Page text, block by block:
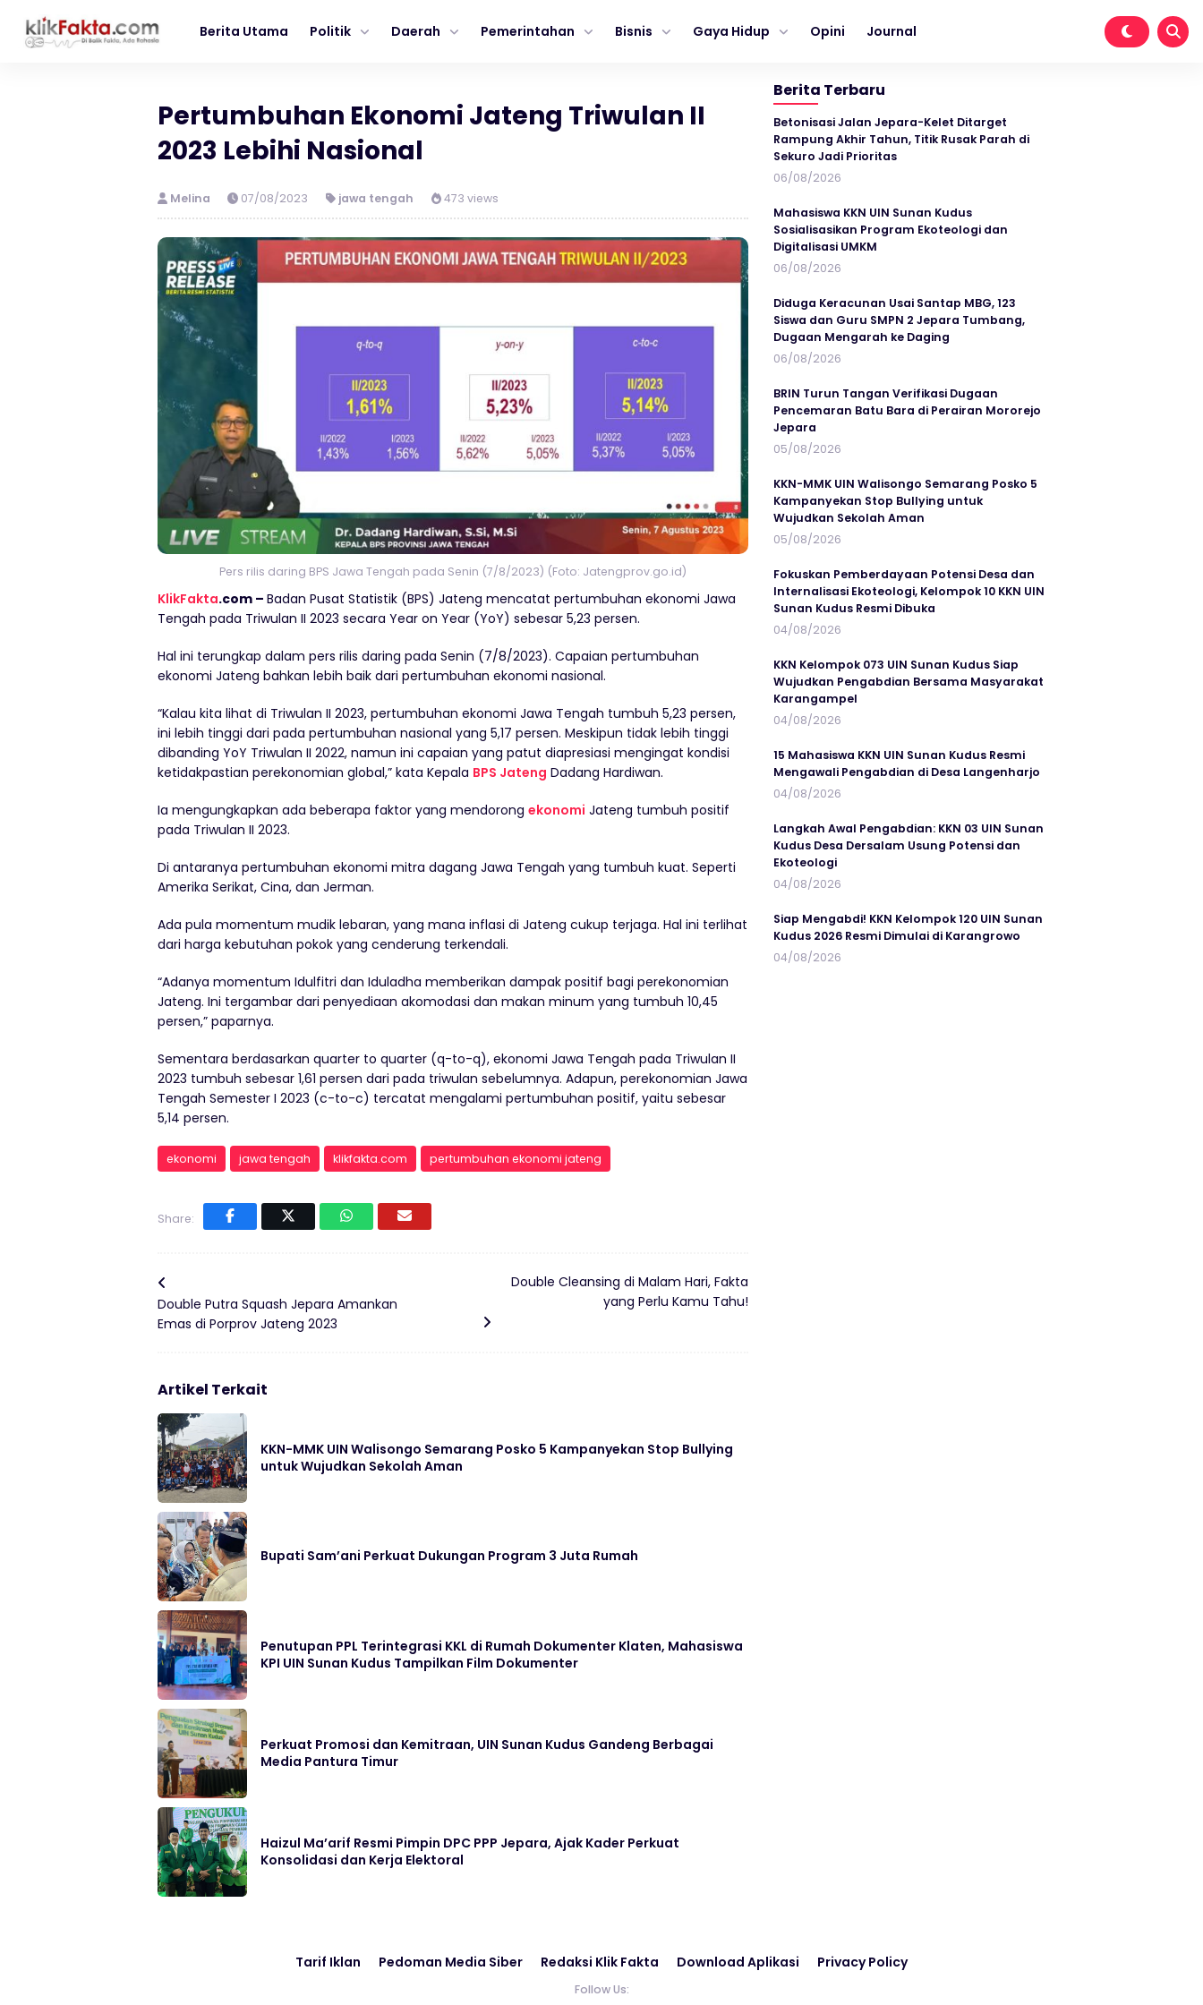
Berita Utama Politik Daerah Pemerintahan Bisnis Gaya Hidup Opini Journal
Pertumbuhan Ekonomi Jateng Triwulan II
2023 Lebihi Nasional
Melina 07/08/2023 jawa tengah 473 views
Pers rilis daring BPS Jawa Tengah pada Senin (7/8/2023) (Foto: Jatengprov.go.id)
KlikFakta.com – Badan Pusat Statistik (BPS) Jateng mencatat pertumbuhan ekonomi Jawa
Tengah pada Triwulan II 2023 secara Year on Year (YoY) sebesar 5,23 persen.
Hal ini terungkap dalam pers rilis daring pada Senin (7/8/2023). Capaian pertumbuhan
ekonomi Jateng bahkan lebih baik dari pertumbuhan ekonomi nasional.
“Kalau kita lihat di Triwulan II 2023, pertumbuhan ekonomi Jawa Tengah tumbuh 5,23 persen,
ini lebih tinggi dari pada pertumbuhan nasional yang 5,17 persen. Meskipun tidak lebih tinggi
dibanding YoY Triwulan II 2022, namun ini capaian yang patut diapresiasi mengingat kondisi
ketidakpastian perekonomian global,” kata Kepala BPS Jateng Dadang Hardiwan.
Ia mengungkapkan ada beberapa faktor yang mendorong ekonomi Jateng tumbuh positif
pada Triwulan II 2023.
Di antaranya pertumbuhan ekonomi mitra dagang Jawa Tengah yang tumbuh kuat. Seperti
Amerika Serikat, Cina, dan Jerman.
Ada pula momentum mudik lebaran, yang mana inflasi di Jateng cukup terjaga. Hal ini terlihat
dari harga kebutuhan pokok yang cenderung terkendali.
“Adanya momentum Idulfitri dan Iduladha memberikan dampak positif bagi perekonomian
Jateng. Ini tergambar dari penyediaan akomodasi dan makan minum yang tumbuh 10,45
persen,” paparnya.
Sementara berdasarkan quarter to quarter (q-to-q), ekonomi Jawa Tengah pada Triwulan II
2023 tumbuh sebesar 1,61 persen dari pada triwulan sebelumnya. Adapun, perekonomian Jawa
Tengah Semester I 2023 (c-to-c) tercatat mengalami pertumbuhan positif, yaitu sebesar
5,14 persen.
ekonomi jawa tengah klikfakta.com pertumbuhan ekonomi jateng
Share:
Double Putra Squash Jepara Amankan
Emas di Porprov Jateng 2023
Double Cleansing di Malam Hari, Fakta
yang Perlu Kamu Tahu!
Artikel Terkait
KKN-MMK UIN Walisongo Semarang Posko 5 Kampanyekan Stop Bullying
untuk Wujudkan Sekolah Aman
Bupati Sam’ani Perkuat Dukungan Program 3 Juta Rumah
Penutupan PPL Terintegrasi KKL di Rumah Dokumenter Klaten, Mahasiswa
KPI UIN Sunan Kudus Tampilkan Film Dokumenter
Perkuat Promosi dan Kemitraan, UIN Sunan Kudus Gandeng Berbagai
Media Pantura Timur
Haizul Ma’arif Resmi Pimpin DPC PPP Jepara, Ajak Kader Perkuat
Konsolidasi dan Kerja Elektoral
Berita Terbaru
Betonisasi Jalan Jepara-Kelet Ditarget
Rampung Akhir Tahun, Titik Rusak Parah di
Sekuro Jadi Prioritas
06/08/2026
Mahasiswa KKN UIN Sunan Kudus
Sosialisasikan Program Ekoteologi dan
Digitalisasi UMKM
06/08/2026
Diduga Keracunan Usai Santap MBG, 123
Siswa dan Guru SMPN 2 Jepara Tumbang,
Dugaan Mengarah ke Daging
06/08/2026
BRIN Turun Tangan Verifikasi Dugaan
Pencemaran Batu Bara di Perairan Mororejo
Jepara
05/08/2026
KKN-MMK UIN Walisongo Semarang Posko 5
Kampanyekan Stop Bullying untuk
Wujudkan Sekolah Aman
05/08/2026
Fokuskan Pemberdayaan Potensi Desa dan
Internalisasi Ekoteologi, Kelompok 10 KKN UIN
Sunan Kudus Resmi Dibuka
04/08/2026
KKN Kelompok 073 UIN Sunan Kudus Siap
Wujudkan Pengabdian Bersama Masyarakat
Karangampel
04/08/2026
15 Mahasiswa KKN UIN Sunan Kudus Resmi
Mengawali Pengabdian di Desa Langenharjo
04/08/2026
Langkah Awal Pengabdian: KKN 03 UIN Sunan
Kudus Desa Dersalam Usung Potensi dan
Ekoteologi
04/08/2026
Siap Mengabdi! KKN Kelompok 120 UIN Sunan
Kudus 2026 Resmi Dimulai di Karangrowo
04/08/2026
Tarif Iklan Pedoman Media Siber Redaksi Klik Fakta Download Aplikasi Privacy Policy
Follow Us: